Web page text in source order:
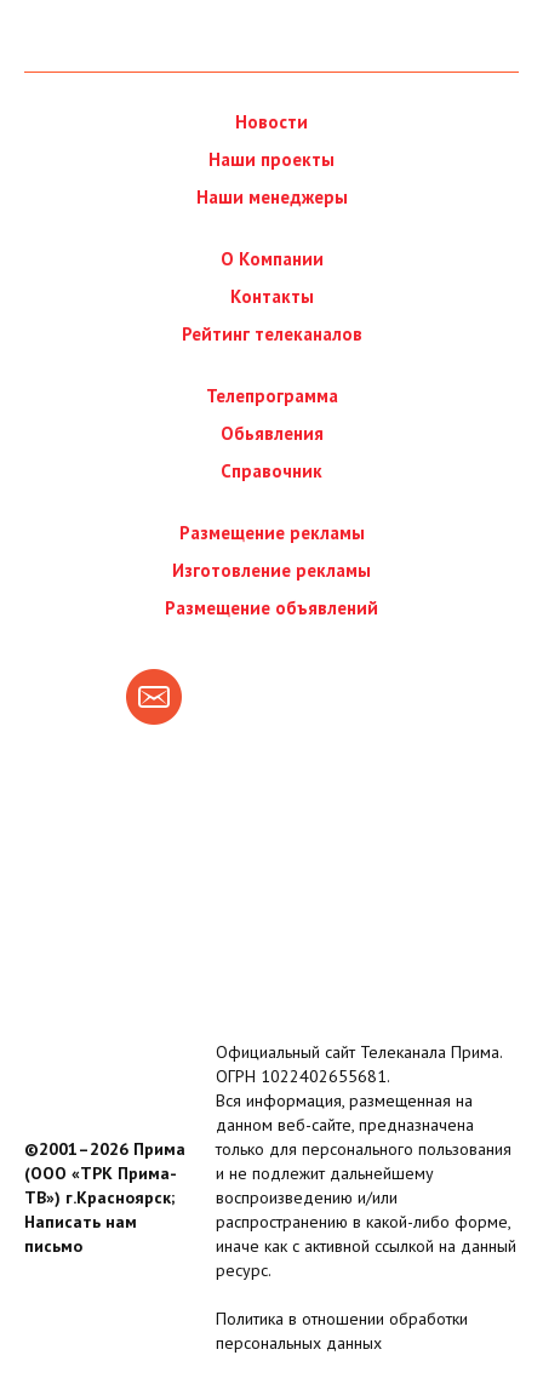
Новости
Наши проекты
Наши менеджеры
О Компании
Контакты
Рейтинг телеканалов
Телепрограмма
Обьявления
Справочник
Размещение рекламы
Изготовление рекламы
Размещение объявлений
©2001–2026 Прима
(ООО «ТРК Прима-
ТВ») г.Красноярск;
Написать нам
письмо
Официальный сайт Телеканала Прима.
ОГРН 1022402655681.
Вся информация, размещенная на
данном веб-сайте, предназначена
только для персонального пользования
и не подлежит дальнейшему
воспроизведению и/или
распространению в какой-либо форме,
иначе как с активной ссылкой на данный
ресурс.
Политика в отношении обработки
персональных данных